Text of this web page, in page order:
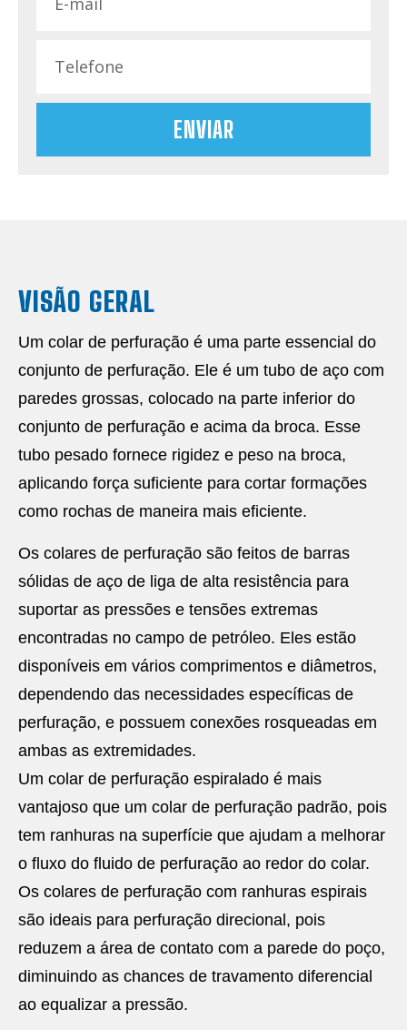
ENVIAR
VISÃO GERAL
Um colar de perfuração é uma parte essencial do
conjunto de perfuração. Ele é um tubo de aço com
paredes grossas, colocado na parte inferior do
conjunto de perfuração e acima da broca. Esse
tubo pesado fornece rigidez e peso na broca,
aplicando força suficiente para cortar formações
como rochas de maneira mais eficiente.
Os colares de perfuração são feitos de barras
sólidas de aço de liga de alta resistência para
suportar as pressões e tensões extremas
encontradas no campo de petróleo. Eles estão
disponíveis em vários comprimentos e diâmetros,
dependendo das necessidades específicas de
perfuração, e possuem conexões rosqueadas em
ambas as extremidades.
Um colar de perfuração espiralado é mais
vantajoso que um colar de perfuração padrão, pois
tem ranhuras na superfície que ajudam a melhorar
o fluxo do fluido de perfuração ao redor do colar.
Os colares de perfuração com ranhuras espirais
são ideais para perfuração direcional, pois
reduzem a área de contato com a parede do poço,
diminuindo as chances de travamento diferencial
ao equalizar a pressão.